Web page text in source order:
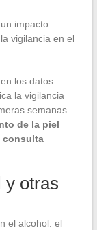
impacto
vigilancia en el
los datos
la vigilancia
semanas.
de la piel
consulta
y otras
el alcohol: el